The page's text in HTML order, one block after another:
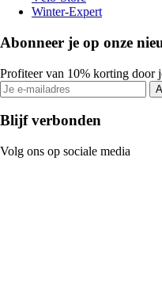
Winter-Expert
Abonneer je op onze
Profiteer van 10% korting door
Blijf verbonden
Volg ons op sociale media